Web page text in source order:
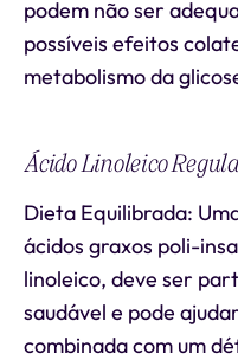
podem não ser
possíveis efeitos
metabolismo da
Ácido Linoleico
Dieta Equilibrada:
ácidos graxos poli-
linoleico, deve ser
saudável e pode
combinada com um